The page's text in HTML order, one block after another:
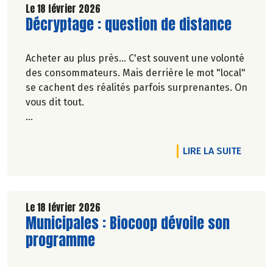
Le 18 février 2026
Lire la suite de l'article
Décryptage : question de distance
Acheter au plus près... C'est souvent une volonté
des consommateurs. Mais derrière le mot "local"
se cachent des réalités parfois surprenantes. On
vous dit tout.
LIRE LA SUITEDE
Le 18 février 2026
Lire la suite de l'article
Municipales : Biocoop dévoile son
programme